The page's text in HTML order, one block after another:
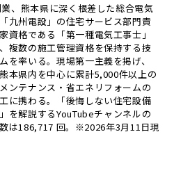
、熊本県に深く根差した総合電気
九州電設」の住宅サービス部門責
資格である「第一種電気工事士」
複数の施工管理資格を保持する技
を率いる。現場第一主義を掲げ、
本県内を中心に累計5,000件以上の
ンテナンス・省エネリフォームの
に携わる。「後悔しない住宅設備
を解説するYouTubeチャンネルの
は186,717 回。※2026年3月11日現